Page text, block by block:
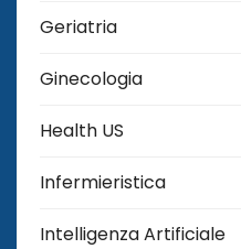
Geriatria
Ginecologia
Health US
Infermieristica
Intelligenza Artificiale